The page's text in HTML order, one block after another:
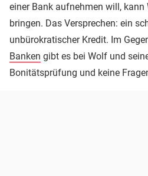
einer Bank aufnehmen will,
bringen. Das Versprechen: ein
unbürokratischer Kredit. Im
Banken gibt es bei Wolf und
Bonitätsprüfung und keine